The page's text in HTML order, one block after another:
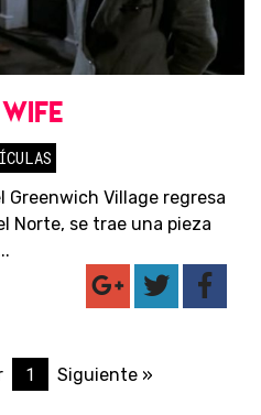
Greenwich Village regresa
Norte, se trae una pieza
1 Siguiente »